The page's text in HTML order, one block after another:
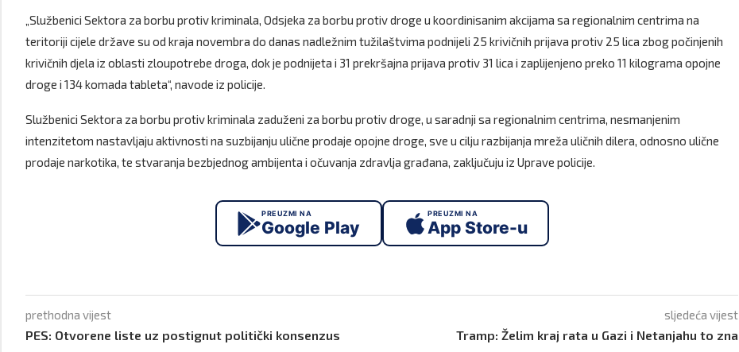
„Službenici Sektora za borbu protiv kriminala, Odsjeka za borbu protiv droge u koordinisanim akcijama sa regionalnim centrima na
teritoriji cijele države su od kraja novembra do danas nadležnim tužilaštvima podnijeli 25 krivičnih prijava protiv 25 lica zbog počinjenih
krivičnih djela iz oblasti zloupotrebe droga, dok je podnijeta i 31 prekršajna prijava protiv 31 lica i zaplijenjeno preko 11 kilograma opojne
droge i 134 komada tableta“, navode iz policije.
Službenici Sektora za borbu protiv kriminala zaduženi za borbu protiv droge, u saradnji sa regionalnim centrima, nesmanjenim
intenzitetom nastavljaju aktivnosti na suzbijanju ulične prodaje opojne droge, sve u cilju razbijanja mreža uličnih dilera, odnosno ulične
prodaje narkotika, te stvaranja bezbjednog ambijenta i očuvanja zdravlja građana, zaključuju iz Uprave policije.
PREUZMI NA
Google Play
PREUZMI NA
App Store-u
prethodna vijest
PES: Otvorene liste uz postignut politički konsenzus
sljedeća vijest
Tramp: Želim kraj rata u Gazi i Netanjahu to zna